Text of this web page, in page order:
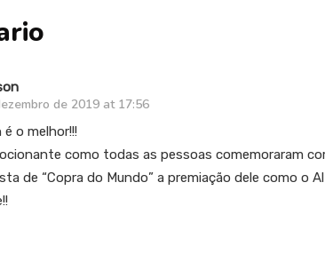
de 2019 at 17:56
é o melhor!!!
como todas as pessoas comemoraram
de “Copra do Mundo” a premiação dele como o